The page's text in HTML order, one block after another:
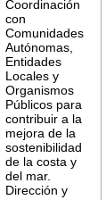
Coordinación
con
Comunidades
Autónomas,
Entidades
Locales y
Organismos
Públicos para
contribuir a la
mejora de la
sostenibilidad
de la costa y
del mar.
Dirección y